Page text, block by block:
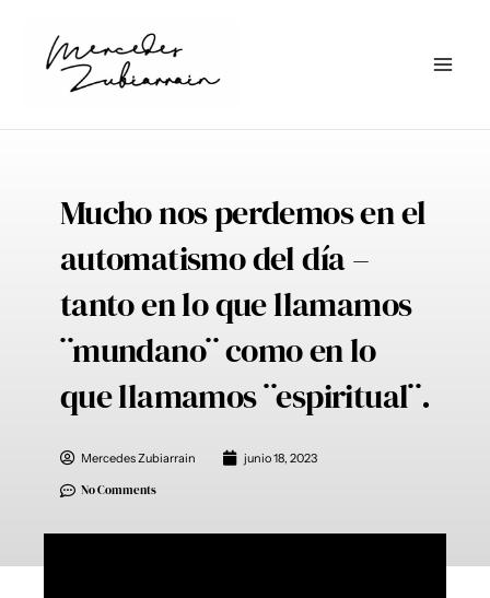
contenido
Mucho nos perdemos en el
automatismo del día –
tanto en lo que llamamos
¨mundano¨ como en lo
que llamamos ¨espiritual¨.
Mercedes Zubiarrain junio 18, 2023
No Comments